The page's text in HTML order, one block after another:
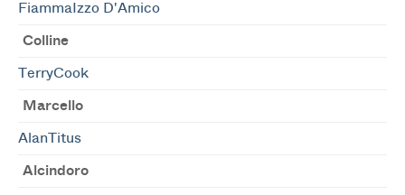
FiammaIzzo D'Amico
Colline
TerryCook
Marcello
AlanTitus
Alcindoro